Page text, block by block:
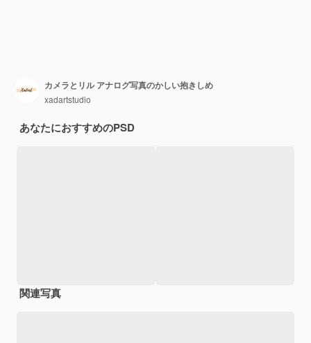
カメラとリル アナログ写真のかしい抱きしめ
xadartstudio
あなたにおすすめのPSD
関連写真